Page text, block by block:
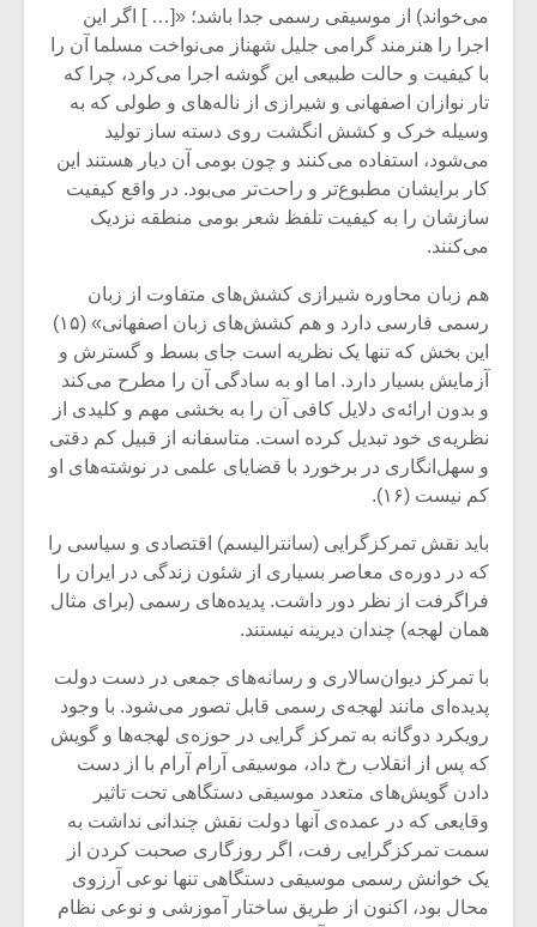
می‌خواند) از موسیقی رسمی جدا باشد؛ «[… ] اگر این
اجرا را هنرمند گرامی جلیل شهناز می‌نواخت مسلما آن را
با کیفیت و حالت طبیعی این گوشه اجرا می‌کرد، چرا که
تار نوازان اصفهانی و شیرازی از ناله‌های و طولی که به
وسیله خرک و کشش انگشت روی دسته ساز تولید
می‌شود، استفاده می‌کنند و چون بومی آن دیار هستند این
کار برایشان مطبوع‌تر و راحت‌تر می‌بود. در واقع کیفیت
سازشان را به کیفیت تلفظ شعر بومی منطقه نزدیک
می‌کنند.
هم زبان محاوره‌ شیرازی کشش‌های متفاوت از زبان
رسمی فارسی دارد و هم کشش‌های زبان اصفهانی» (۱۵)
این بخش که تنها یک نظریه است جای بسط و گسترش و
آزمایش بسیار دارد. اما او به سادگی آن را مطرح می‌کند
و بدون ارائه‌ی دلایل کافی آن را به بخشی مهم و کلیدی از
نظریه‌ی خود تبدیل کرده است. متاسفانه از قبیل کم دقتی
و سهل‌انگاری در برخورد با قضایای علمی در نوشته‌های او
کم نیست (۱۶).
باید نقش تمرکزگرایی (سانترالیسم) اقتصادی و سیاسی را
که در دوره‌ی معاصر بسیاری از شئون زندگی در ایران را
فراگرفت از نظر دور داشت. پدیده‌های رسمی (برای مثال
همان لهجه) چندان دیرینه نیستند.
با تمرکز دیوان‌سالاری و رسانه‌های جمعی در دست دولت
پدیده‌ای مانند لهجه‌ی رسمی قابل تصور می‌شود. با وجود
رویکرد دوگانه به تمرکز گرایی در حوزه‌ی لهجه‌ها و گویش
که پس از انقلاب رخ داد، موسیقی آرام آرام با از دست
دادن گویش‌های متعدد موسیقی دستگاهی تحت تاثیر
وقایعی که در عمده‌ی آنها دولت نقش چندانی نداشت به
سمت تمرکزگرایی رفت، اگر روزگاری صحبت کردن از
یک خوانش رسمی موسیقی دستگاهی تنها نوعی آرزوی
محال بود، اکنون از طریق ساختار آموزشی و نوعی نظام
میکلوش روژا
یادداشتی بر موسیقی
متن فیلم «متری
شیش و نیم»
اگر نمی توانی
مشهورترین باشی،
بدنام ترین باش
موریس ژار
موسیقی
موسیقی
برگزار
سکانسی
موسیقی